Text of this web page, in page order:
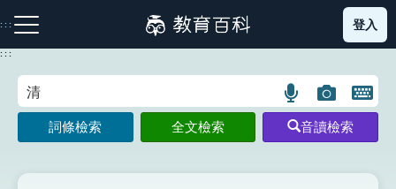
到
主
:::
注音索引圖示 筆畫索引圖示 部首索引表圖示
登入
:::
語
言
搜
圖
片
搜
開
鍵
圖
詞條檢索 全文檢索 音讀檢索